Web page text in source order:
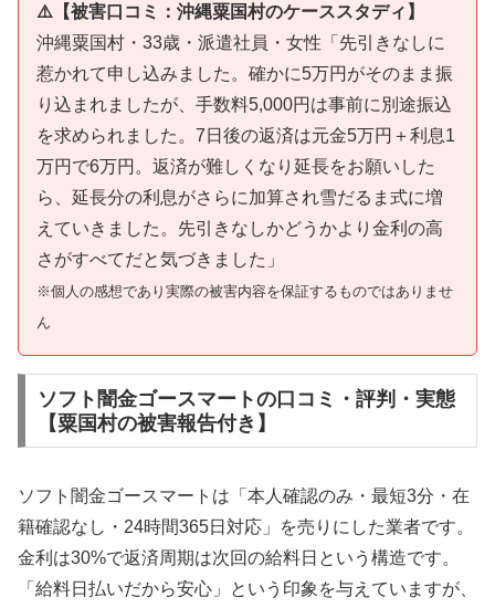
⚠️【被害口コミ：沖縄粟国村のケーススタディ】
沖縄粟国村・33歳・派遣社員・女性「先引きなしに
惹かれて申し込みました。確かに5万円がそのまま振
り込まれましたが、手数料5,000円は事前に別途振込
を求められました。7日後の返済は元金5万円＋利息1
万円で6万円。返済が難しくなり延長をお願いした
ら、延長分の利息がさらに加算され雪だるま式に増
えていきました。先引きなしかどうかより金利の高
さがすべてだと気づきました」
※個人の感想であり実際の被害内容を保証するものではありませ
ん
ソフト闇金ゴースマートの口コミ・評判・実態
【粟国村の被害報告付き】
ソフト闇金ゴースマートは「本人確認のみ・最短3分・在
籍確認なし・24時間365日対応」を売りにした業者です。
金利は30%で返済周期は次回の給料日という構造です。
「給料日払いだから安心」という印象を与えていますが、